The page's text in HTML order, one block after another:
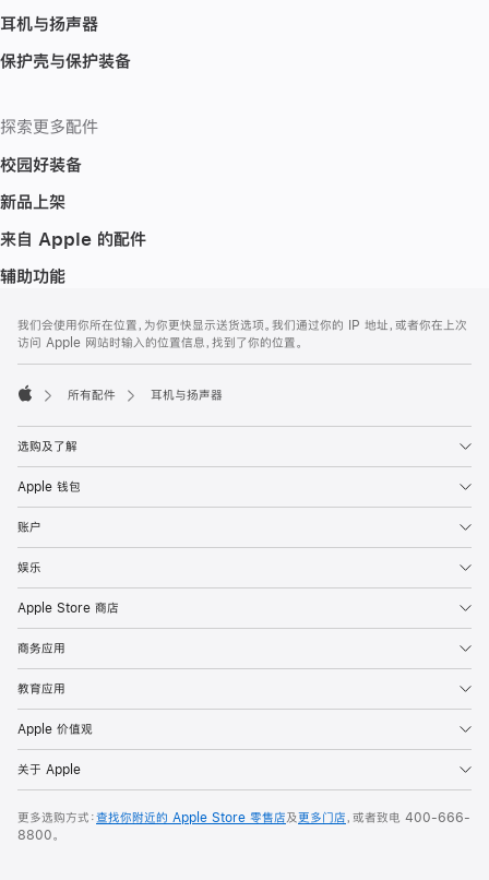
耳机与扬声器
保护壳与保护装备
探索更多配件
校园好装备
新品上架
来自 Apple 的配件
辅助功能
页
页
脚
注
我们会使用你所在位置，为你更快显示送货选项。我们通过你的 IP 地址，或者你在上次
访问 Apple 网站时输入的位置信息，找到了你的位置。
所有配件 耳机与扬声器
选购及了解
Apple 钱包
账户
娱乐
Apple Store 商店
商务应用
教育应用
Apple 价值观
关于 Apple
更多选购方式：查找你附近的 Apple Store 零售店及更多门店，或者致电 400-666-
8800。